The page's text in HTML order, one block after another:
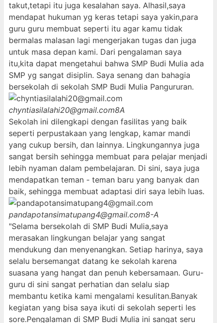
takut,tetapi itu juga kesalahan saya. Alhasil,saya
mendapat hukuman yg keras tetapi saya yakin,para
guru guru membuat seperti itu agar kamu tidak
bermalas malasan lagi mengerjakan tugas dan juga
untuk masa depan kami. Dari pengalaman saya
itu,kita dapat mengetahui bahwa SMP Budi Mulia ada
SMP yg sangat disiplin. Saya senang dan bahagia
bersekolah di sekolah SMP Budi Mulia Pangururan.
chyntiasilalahi20@gmail.com8A
Sekolah ini dilengkapi dengan fasilitas yang baik
seperti perpustakaan yang lengkap, kamar mandi
yang cukup bersih, dan lainnya. Lingkungannya juga
sangat bersih sehingga membuat para pelajar menjadi
lebih nyaman dalam pembelajaran. Di sini, saya juga
mendapatkan teman - teman baru yang banyak dan
baik, sehingga membuat adaptasi diri saya lebih luas.
pandapotansimatupang4@gmail.com8-A
"Selama bersekolah di SMP Budi Mulia,saya
merasakan lingkungan belajar yang sangat
mendukung dan menyenangkan. Setiap harinya, saya
selalu bersemangat datang ke sekolah karena
suasana yang hangat dan penuh kebersamaan. Guru-
guru di sini sangat perhatian dan selalu siap
membantu ketika kami mengalami kesulitan.Banyak
kegiatan yang bisa saya ikuti di sekolah seperti les
sore.Pengalaman di SMP Budi Mulia ini sangat seru